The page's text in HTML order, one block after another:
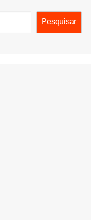
Pesquisar